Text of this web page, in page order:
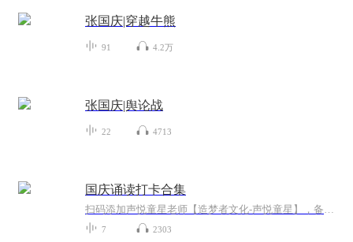
张国庆|穿越牛熊
91 4.2万
张国庆|舆论战
22 4713
国庆诵读打卡合集
扫码添加声悦童星老师【造梦者文化-声悦童星】，备注“诵读打卡”报名，已添加好友的，直接发送“诵读打卡”报名，报名成功后进入社群。
7 2303